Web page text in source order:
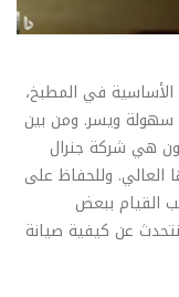
الأساسية في المطبخ،
ويسر. ومن بين
هي شركة جنرال
العالي. وللحفاظ على
القيام ببعض
عن كيفية صيانة